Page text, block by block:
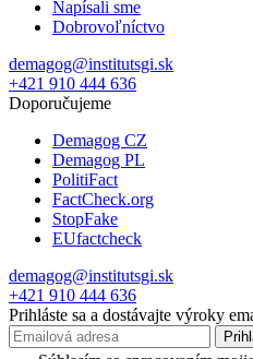
Napísali sme
Dobrovoľníctvo
demagog@institutsgi.sk
+421 910 444 636
Doporučujeme
Demagog CZ
Demagog PL
PolitiFact
FactCheck.org
StopFake
EUfactcheck
demagog@institutsgi.sk
+421 910 444 636
Prihláste sa a dostávajte výroky